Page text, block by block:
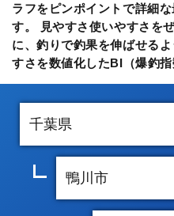
ラフをピンポイントで詳細
す。 見やすさ使いやすさを
に、釣りで釣果を伸ばせる
すさを数値化したBI（爆釣